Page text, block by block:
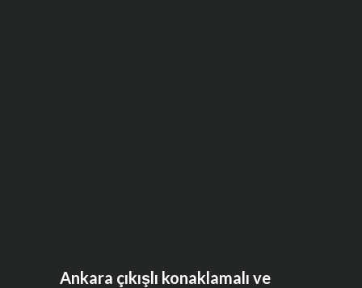
Ankara çıkışlı konaklamalı ve